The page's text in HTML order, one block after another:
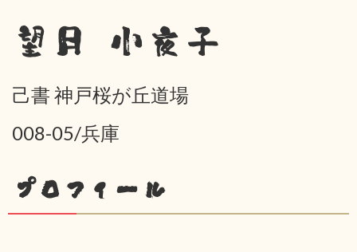
望月 小夜子
己書 神戸桜が丘道場
008-05/兵庫
プロフィール